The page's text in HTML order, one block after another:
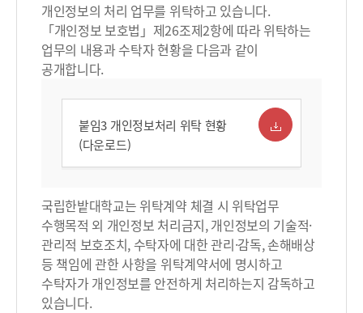
개인정보의 처리 업무를 위탁하고 있습니다.
「개인정보 보호법」제26조제2항에 따라 위탁하는
업무의 내용과 수탁자 현황을 다음과 같이
공개합니다.
붙임3 개인정보처리 위탁 현황
(다운로드)
국립한밭대학교는 위탁계약 체결 시 위탁업무
수행목적 외 개인정보 처리금지, 개인정보의 기술적·
관리적 보호조치, 수탁자에 대한 관리·감독, 손해배상
등 책임에 관한 사항을 위탁계약서에 명시하고
수탁자가 개인정보를 안전하게 처리하는지 감독하고
있습니다.